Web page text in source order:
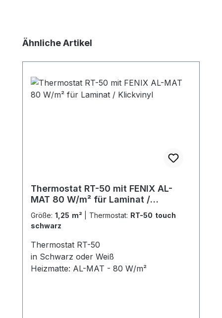
Produktgalerie überspringen
Ähnliche Artikel
Thermostat RT-50 mit FENIX AL-
MAT 80 W/m² für Laminat /
Klickvinyl
Größe: 1,25 m² Thermostat: RT-50 touch
schwarz
Thermostat RT-50
in Schwarz oder Weiß
Heizmatte: AL-MAT - 80 W/m²